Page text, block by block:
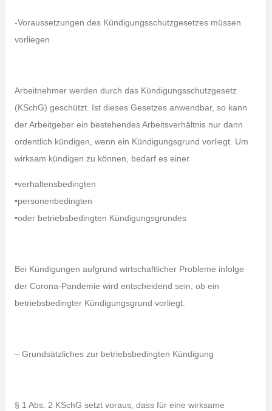
-Voraussetzungen des Kündigungsschutzgesetzes müssen
vorliegen
Arbeitnehmer werden durch das Kündigungsschutzgesetz
(KSchG) geschützt. Ist dieses Gesetzes anwendbar, so kann
der Arbeitgeber ein bestehendes Arbeitsverhältnis nur dann
ordentlich kündigen, wenn ein Kündigungsgrund vorliegt. Um
wirksam kündigen zu können, bedarf es einer
•verhaltensbedingten
•personenbedingten
•oder betriebsbedingten Kündigungsgrundes
Bei Kündigungen aufgrund wirtschaftlicher Probleme infolge
der Corona-Pandemie wird entscheidend sein, ob ein
betriebsbedingter Kündigungsgrund vorliegt.
– Grundsätzliches zur betriebsbedingten Kündigung
§ 1 Abs. 2 KSchG setzt voraus, dass für eine wirksame